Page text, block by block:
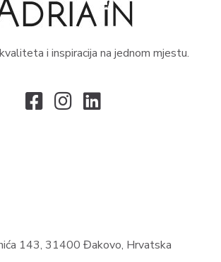
i inspiracija na jednom mjestu.
143, 31400 Đakovo, Hrvatska